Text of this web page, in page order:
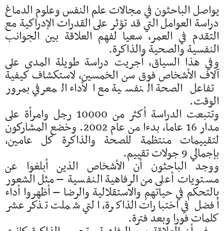
يواصل الباحثون في مجالات علم النفس وعلوم الدماغ
دراسة العوامل التي قد تؤثر على القدرات الإدراكية مع
التقدم في العمر، سعيا لفهم العلاقة بين الجوانب
النفسية والصحية والذاكرة.
وفي هذا السياق، أجريت دراسة طويلة المدى على
آلاف الأشخاص فوق سن الخمسين، لاستكشاف كيفية
تفاعل الصحة النفسية مع الأداء المعرفي بمرور
الوقت.
وتتبعت الدراسة أكثر من 10000 رجل وامرأة على
مدار 16 عاما، بدءا من عام 2002. وخضع المشاركون
لتقييمات منتظمة للصحة والذاكرة كل عامين،
بإجمالي 9 جولات تقييم.
ووجد الباحثون أن الأشخاص الذين أبلغوا عن
مستويات أعلى من الرفاهية النفسية – مثل الشعور
بالتحكم في حياتهم والاستقلالية والرضا – أظهروا أداء
أفضل في اختبارات الذاكرة، التي شملت تذكر عشر
كلمات فورا وبعد فترة.